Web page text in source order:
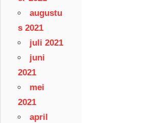
augustu
s 2021
juli 2021
juni
2021
mei
2021
april